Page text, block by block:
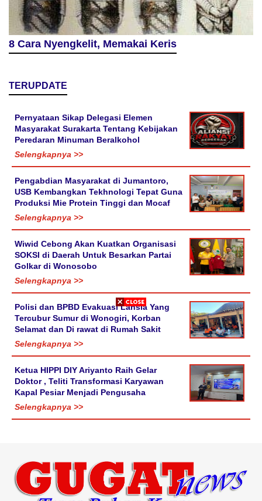
8 Cara Nyengkelit, Memakai Keris
TERUPDATE
Pernyataan Sikap Delegasi Elemen
Masyarakat Surakarta Tentang Kebijakan
Peredaran Minuman Beralkohol
Selengkapnya >>
Pengabdian Masyarakat di Jumantoro,
USB Kembangkan Tekhnologi Tepat Guna
Produksi Mie Protein Tinggi dan Mocaf
Selengkapnya >>
Wiwid Cebong Akan Kuatkan Organisasi
SOKSI di Daerah Untuk Besarkan Partai
Golkar di Wonosobo
Selengkapnya >>
Polisi dan BPBD Evakuasi Lansia Yang
Tercubur Sumur di Wonogiri, Korban
Selamat dan Di rawat di Rumah Sakit
Selengkapnya >>
Ketua HIPPI DIY Ariyanto Raih Gelar
Doktor , Teliti Transformasi Karyawan
Kapal Pesiar Menjadi Pengusaha
Selengkapnya >>